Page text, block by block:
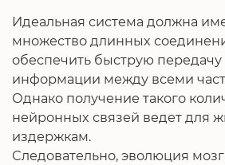
Идеальная система должна
множество длинных
обеспечить быструю передачу
информации между всеми
Однако получение такого
нейронных связей ведет для
издержкам.
Следовательно, эволюция